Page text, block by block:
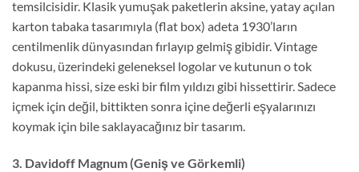
temsilcisidir. Klasik yumuşak paketlerin aksine, yatay açılan
karton tabaka tasarımıyla (flat box) adeta 1930’ların
centilmenlik dünyasından fırlayıp gelmiş gibidir. Vintage
dokusu, üzerindeki geleneksel logolar ve kutunun o tok
kapanma hissi, size eski bir film yıldızı gibi hissettirir. Sadece
içmek için değil, bittikten sonra içine değerli eşyalarınızı
koymak için bile saklayacağınız bir tasarım.
3. Davidoff Magnum (Geniş ve Görkemli)